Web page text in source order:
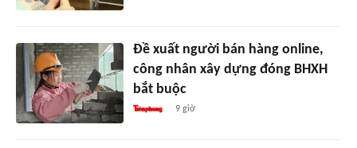
Đề xuất người bán hàng online,
công nhân xây dựng đóng BHXH
bắt buộc
9 giờ